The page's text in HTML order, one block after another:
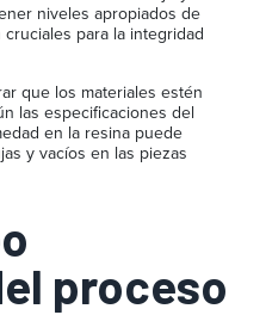
niveles apropiados de
para la integridad
que los materiales estén
las especificaciones del
en la resina puede
y vacíos en las piezas
proceso